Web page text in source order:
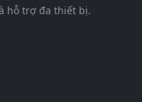
hỗ trợ đa thiết bị.